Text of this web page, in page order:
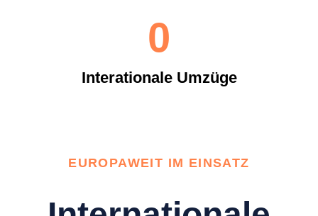
Interationale Umzüge
0
EUROPAWEIT IM EINSATZ